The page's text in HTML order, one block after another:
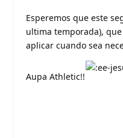
Esperemos que este
ultima temporada),
aplicar cuando sea
Aupa Athletic!!